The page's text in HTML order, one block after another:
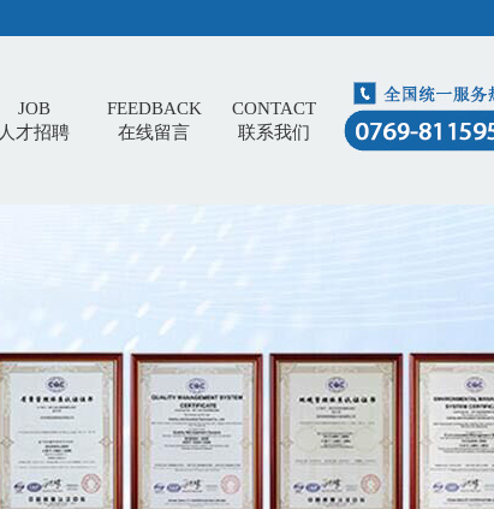
JOB
人才招聘
FEEDBACK
在线留言
CONTACT
联系我们